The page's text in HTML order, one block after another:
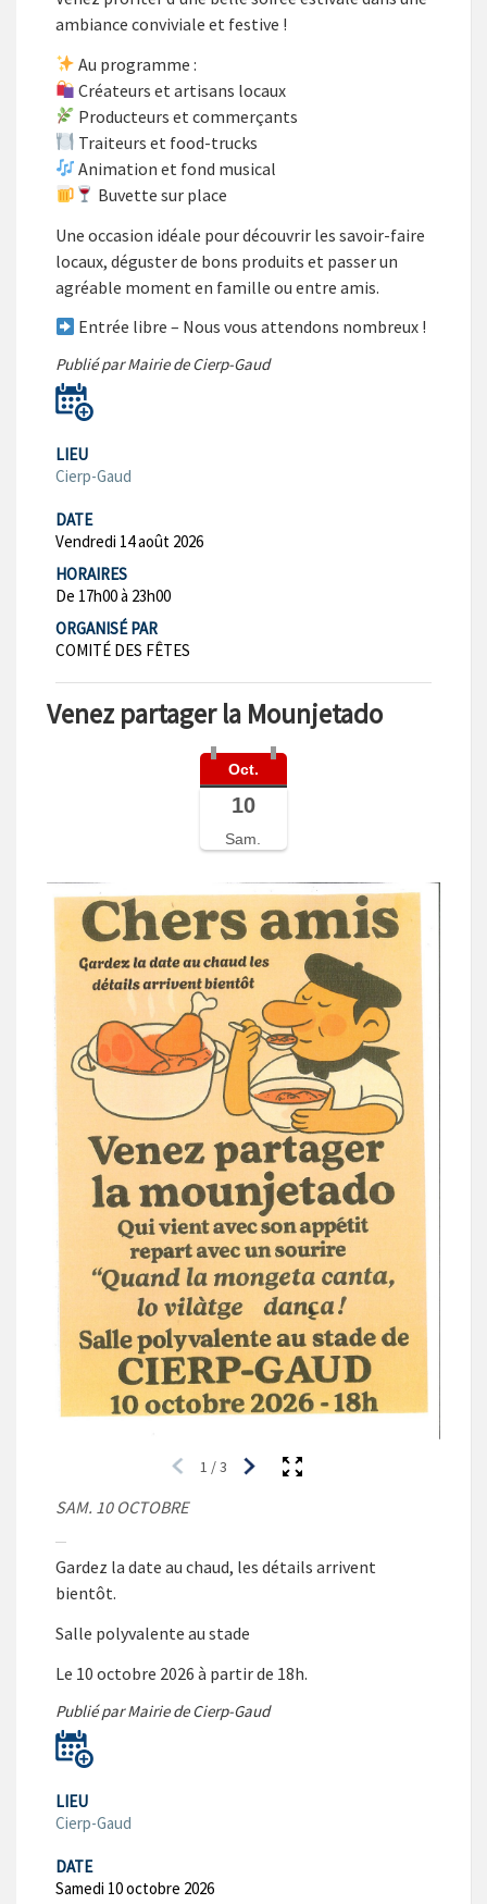
ambiance conviviale et festive !
Au programme :
Créateurs et artisans locaux
Producteurs et commerçants
Traiteurs et food-trucks
Animation et fond musical
Buvette sur place
Une occasion idéale pour découvrir les savoir-faire
locaux, déguster de bons produits et passer un
agréable moment en famille ou entre amis.
Entrée libre – Nous vous attendons nombreux !
Publié par Mairie de Cierp-Gaud
LIEU
Cierp-Gaud
DATE
Vendredi 14 août 2026
HORAIRES
De 17h00 à 23h00
ORGANISÉ PAR
COMITÉ DES FÊTES
Venez partager la Mounjetado
Oct.
10
Sam.
1 /3
SAM. 10 OCTOBRE
Gardez la date au chaud, les détails arrivent
bientôt.
Salle polyvalente au stade
Le 10 octobre 2026 à partir de 18h.
Publié par Mairie de Cierp-Gaud
LIEU
Cierp-Gaud
DATE
Samedi 10 octobre 2026